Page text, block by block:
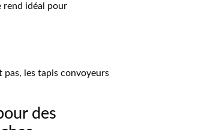
rend idéal pour
pas, les tapis convoyeurs
des